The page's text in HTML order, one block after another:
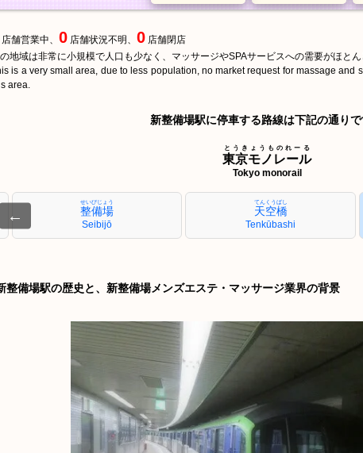
店舗営業中、 0 店舗状況不明、 0 店舗閉店
地域は非常に小規模で人口も少なく、マッサージやSPAサービスへの需要がほと
is a very small area, due to less population, no market request for massage and
area.
新整備場駅に停車する路線は下記の通りで
東京モノレール
とうきょうものれーる
Tokyo monorail
← 整備場
せいびじょう
Seibijō
天空橋
てんくうばし
Tenkūbashi
整備場駅の歴史と、新整備場メンズエステ・マッサージ業界の背景